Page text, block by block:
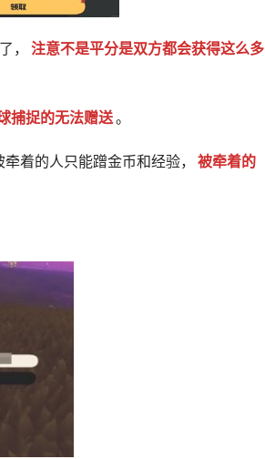
，
注意不是平分是双方都会获得这么多
捕捉的无法赠送。
着的人只能蹭金币和经验，
被牵着的